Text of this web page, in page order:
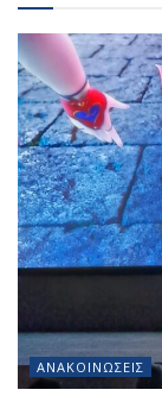
ΑΝΑΚΟΙΝΏΣΕΙΣ